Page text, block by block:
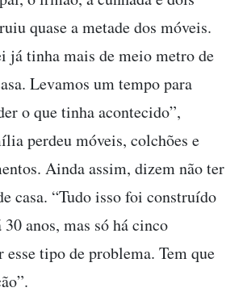
quase a metade dos móveis.
já tinha mais de meio metro de
Levamos um tempo para
o que tinha acontecido”,
perdeu móveis, colchões e
Ainda assim, dizem não ter
casa. “Tudo isso foi construído
anos, mas só há cinco
esse tipo de problema. Tem que